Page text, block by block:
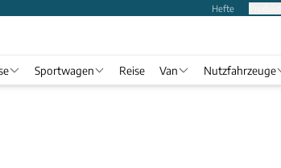
Hefte
Sportwagen Reise Van Nutzfahrzeuge